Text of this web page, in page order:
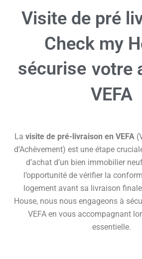
Visite de pré
Check my
sécurise votre
VEFA
La visite de pré-livraison en VEFA
d’Achèvement) est une étape
d’achat d’un bien immobilier
l’opportunité de vérifier la
logement avant sa livraison
House, nous nous engageons à
VEFA en vous accompagnant
essentielle.